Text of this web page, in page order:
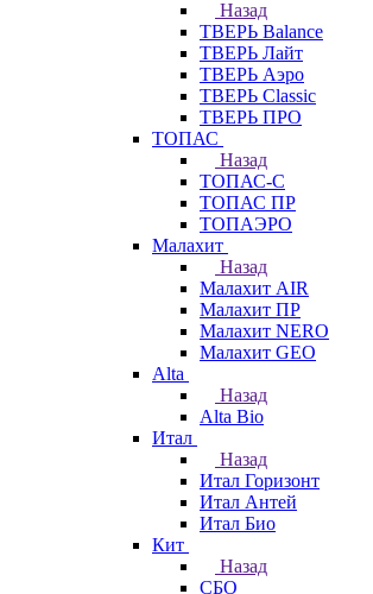
Назад
ТВЕРЬ Balance
ТВЕРЬ Лайт
ТВЕРЬ Аэро
ТВЕРЬ Classic
ТВЕРЬ ПРО
ТОПАС
Назад
ТОПАС-С
ТОПАС ПР
ТОПАЭРО
Малахит
Назад
Малахит AIR
Малахит ПР
Малахит NERO
Малахит GEO
Alta
Назад
Alta Bio
Итал
Назад
Итал Горизонт
Итал Антей
Итал Био
Кит
Назад
СБО